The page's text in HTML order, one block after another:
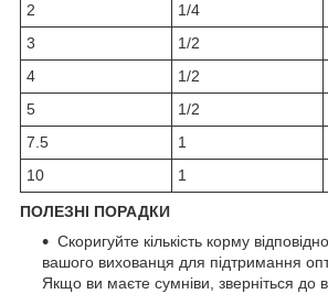
2
1/4
3
1/2
4
1/2
5
1/2
7.5
1
10
1
ПОЛЕЗНІ ПОРАДКИ
Скоригуйте кількість корму
вашого вихованця для підтримання
Якщо ви маєте сумніви, зверніться до